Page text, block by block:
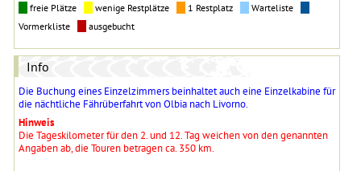
freie Plätze wenige Restplätze 1 Restplatz
Warteliste
Vormerkliste
ausgebucht
Info
Die Buchung eines Einzelzimmers beinhaltet auch eine Einzelkabine für
die nächtliche Fährüberfahrt von Olbia nach Livorno.
Hinweis
Die Tageskilometer für den 2. und 12. Tag weichen von den genannten
Angaben ab, die Touren betragen ca. 350 km.